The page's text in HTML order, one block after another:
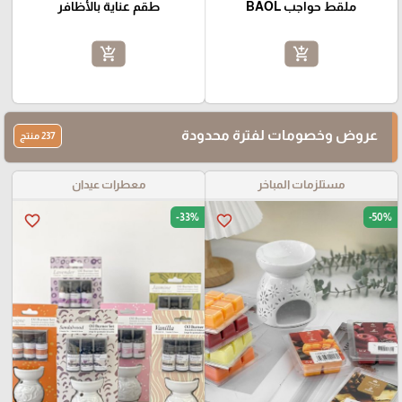
ملقط حواجب BAOL
add_shopping_cart
طقم عناية بالأظافر
add_shopping_cart
عروض وخصومات لفترة محدودة 237 منتج
مستلزمات المباخر
favorite_border -50%
معطرات عيدان
favorite_border -33%